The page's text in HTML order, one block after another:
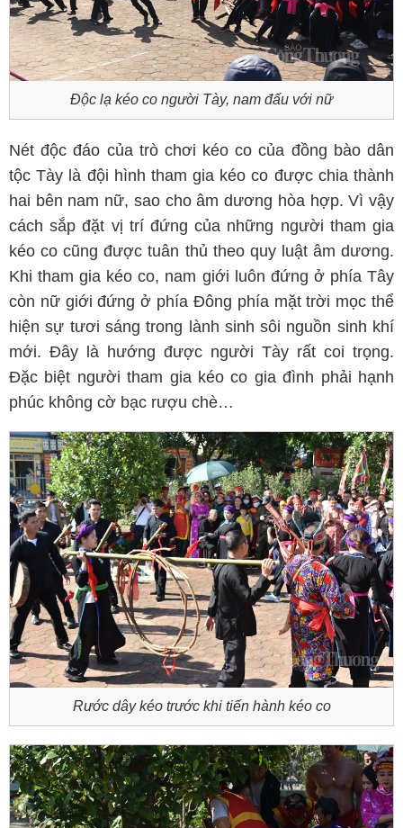
Độc lạ kéo co người Tày, nam đấu với nữ
Nét độc đáo của trò chơi kéo co của đồng bào dân
tộc Tày là đội hình tham gia kéo co được chia thành
hai bên nam nữ, sao cho âm dương hòa hợp. Vì vậy
cách sắp đặt vị trí đứng của những người tham gia
kéo co cũng được tuân thủ theo quy luật âm dương.
Khi tham gia kéo co, nam giới luôn đứng ở phía Tây
còn nữ giới đứng ở phía Đông phía mặt trời mọc thể
hiện sự tươi sáng trong lành sinh sôi nguồn sinh khí
mới. Đây là hướng được người Tày rất coi trọng.
Đặc biệt người tham gia kéo co gia đình phải hạnh
phúc không cờ bạc rượu chè…
Rước dây kéo trước khi tiến hành kéo co